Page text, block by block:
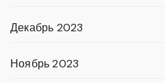
Декабрь 2023
Ноябрь 2023